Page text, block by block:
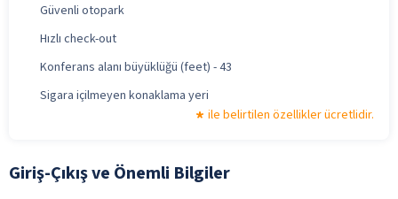
Güvenli otopark
Hızlı check-out
Konferans alanı büyüklüğü (feet) - 43
Sigara içilmeyen konaklama yeri
ile belirtilen özellikler ücretlidir.
Giriş-Çıkış ve Önemli Bilgiler